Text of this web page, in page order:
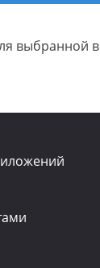
выбранной